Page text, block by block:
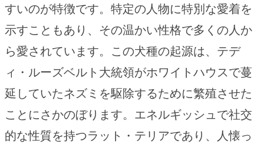
すいのが特徴です。特定の人物に特別な愛着を
示すこともあり、その温かい性格で多くの人か
ら愛されています。この犬種の起源は、テデ
ィ・ルーズベルト大統領がホワイトハウスで蔓
延していたネズミを駆除するために繁殖させた
ことにさかのぼります。エネルギッシュで社交
的な性質を持つラット・テリアであり、人懐っ